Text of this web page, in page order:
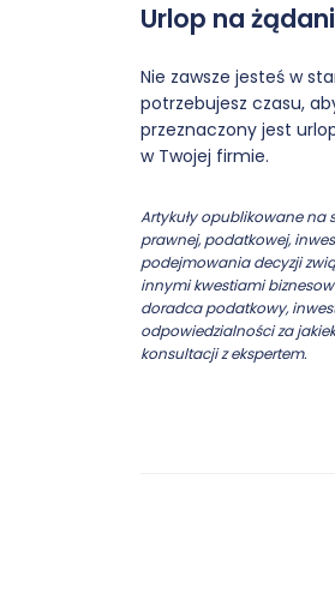
Urlop na
Nie zawsze jesteś w
potrzebujesz czasu,
przeznaczony jest
w Twojej firmie.
Artykuły opublikowane na
prawnej, podatkowej,
podejmowania decyzji
innymi kwestiami
doradca podatkowy,
odpowiedzialności za
konsultacji z ekspertem.